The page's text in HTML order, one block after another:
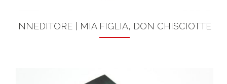
NNEDITORE | MIA FIGLIA, DON CHISCIOTTE